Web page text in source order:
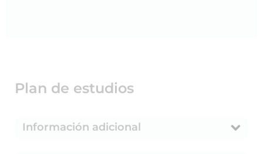
Plan de estudios
Información adicional